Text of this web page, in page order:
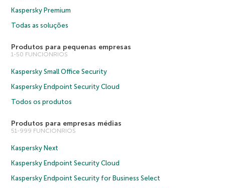
Kaspersky Premium
Todas as soluções
Produtos para pequenas empresas
1-50 FUNCIONRIOS
Kaspersky Small Office Security
Kaspersky Endpoint Security Cloud
Todos os produtos
Produtos para empresas médias
51-999 FUNCIONRIOS
Kaspersky Next
Kaspersky Endpoint Security Cloud
Kaspersky Endpoint Security for Business Select